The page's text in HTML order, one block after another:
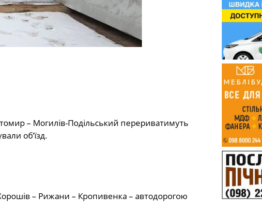
– Могилів-Подільський перериватимуть
об’їзд.
– Рижани – Кропивенка – автодорогою